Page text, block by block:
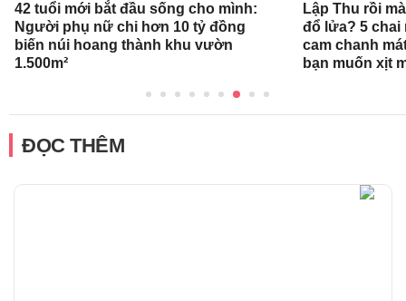
42 tuổi mới bắt đầu sống cho mình:
Người phụ nữ chi hơn 10 tỷ đồng
biến núi hoang thành khu vườn
1.500m²
Lập Thu rồi
đổ lửa? 5
cam chanh
bạn muốn xịt
ĐỌC THÊM